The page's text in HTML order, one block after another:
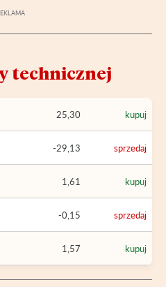
technicznej
25,30 kupuj
-29,13 sprzedaj
1,61 kupuj
-0,15 sprzedaj
1,57 kupuj